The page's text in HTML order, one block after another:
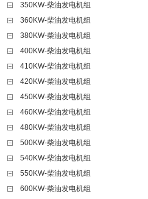
350KW-柴油发电机组
360KW-柴油发电机组
380KW-柴油发电机组
400KW-柴油发电机组
410KW-柴油发电机组
420KW-柴油发电机组
450KW-柴油发电机组
460KW-柴油发电机组
480KW-柴油发电机组
500KW-柴油发电机组
540KW-柴油发电机组
550KW-柴油发电机组
600KW-柴油发电机组